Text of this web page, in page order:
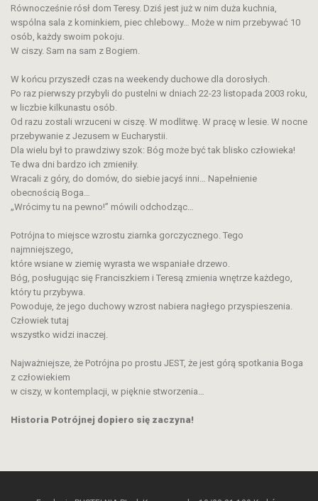
Równocześnie rósł dom Teresy. Dziś jest już w nim duża kuchnia,
wspólna sala z kominkiem, piec chlebowy… Może w nim przebywać 10
osób, każdy swoim pokoju.
W ciszy. Sam na sam z Bogiem.
W końcu przyszedł czas na weekendy duchowe dla dorosłych.
Po raz pierwszy przybyli do pustelni w dniach 22-23 listopada 2003 roku,
w liczbie kilkunastu osób.
Od razu zostali wrzuceni w ciszę. W modlitwę. W pracę w lesie. W nocne
przebywanie z Jezusem w Eucharystii.
Dla wielu był to prawdziwy szok: Bóg może być tak blisko człowieka!
Te dwa dni bardzo ich zmieniły.
Wracali z góry, do domów, do siebie jacyś inni… Napełnienie
obecnością Boga…
„Wrócimy tu na pewno!” mówili odchodząc…
Potrójna to miejsce wzrostu ziarnka gorczycznego. Tego
najmniejszego,
które wsiane w ziemię wyrasta we wspaniałe drzewo.
Bóg, posługując się Franciszkiem i Teresą zmienia wnętrze każdego,
który tu przybywa.
Powoduje, że jego duchowy wzrost nabiera nagłego przyspieszenia.
Człowiek tutaj
wszystko widzi inaczej.
Najważniejsze, że Potrójna po prostu JEST, że jest górą spotkania Boga
z człowiekiem
w ciszy, w kontemplacji, w pięknie stworzenia…
Historia Potrójnej dopiero się zaczyna!